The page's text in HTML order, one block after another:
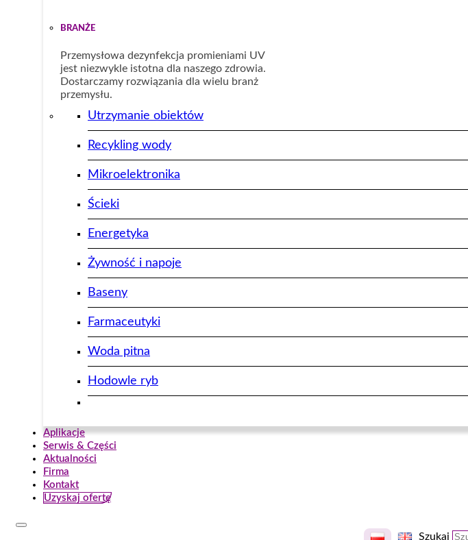
BRANŻE
Przemysłowa dezynfekcja promieniami UV
jest niezwykle istotna dla naszego zdrowia.
Dostarczamy rozwiązania dla wielu branż
przemysłu.
Utrzymanie obiektów
Recykling wody
Mikroelektronika
Ścieki
Energetyka
Żywność i napoje
Baseny
Farmaceutyki
Woda pitna
Hodowle ryb
Aplikacje
Serwis & Części
Aktualności
Firma
Kontakt
Uzyskaj ofertę
Szukaj